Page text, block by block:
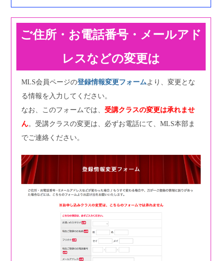
ご住所・お電話番号・メールアド
レスなどの変更は
MLS会員ページの登録情報変更フォームより、変更とな
る情報を入力してください。
なお、このフォームでは、受講クラスの変更は承れませ
ん。受講クラスの変更は、必ずお電話にて、MLS本部ま
でご連絡ください。